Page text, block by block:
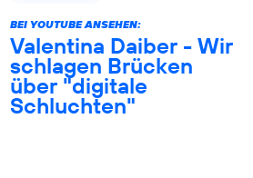
BEI YOUTUBE ANSEHEN:
Valentina Daiber - Wir
schlagen Brücken
über "digitale
Schluchten"